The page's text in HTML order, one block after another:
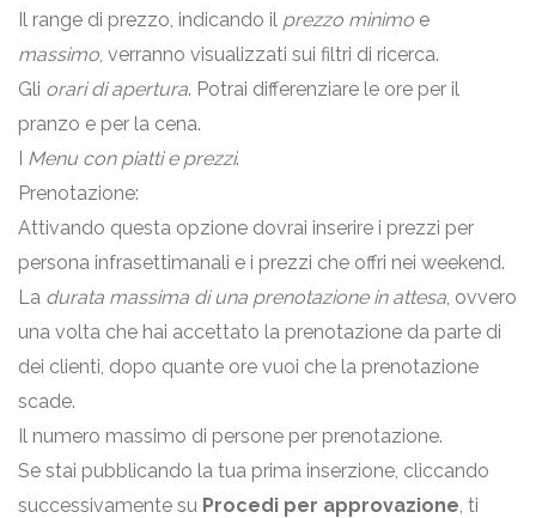
Il range di prezzo, indicando il prezzo minimo e
massimo, verranno visualizzati sui filtri di ricerca.
Gli orari di apertura. Potrai differenziare le ore per il
pranzo e per la cena.
I Menu con piatti e prezzi.
Prenotazione:
Attivando questa opzione dovrai inserire i prezzi per
persona infrasettimanali e i prezzi che offri nei weekend.
La durata massima di una prenotazione in attesa, ovvero
una volta che hai accettato la prenotazione da parte di
dei clienti, dopo quante ore vuoi che la prenotazione
scade.
Il numero massimo di persone per prenotazione.
Se stai pubblicando la tua prima inserzione, cliccando
successivamente su Procedi per approvazione, ti